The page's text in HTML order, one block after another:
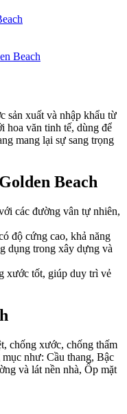
Beach
sản xuất và nhập khẩu từ
hoa văn tinh tế, dùng để
mang lại sự sang trọng
Beach
các đường vân tự nhiên,
độ cứng cao, khả năng
dụng trong xây dựng và
xước tốt, giúp duy trì vẻ
chống xước, chống thấm
như: Cầu thang, Bậc
và lát nền nhà, Ốp mặt